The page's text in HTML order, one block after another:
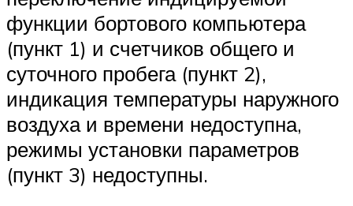
функции бортового компьютера
(пункт 1) и счетчиков общего и
суточного пробега (пункт 2),
индикация температуры наружного
воздуха и времени недоступна,
режимы установки параметров
(пункт 3) недоступны.